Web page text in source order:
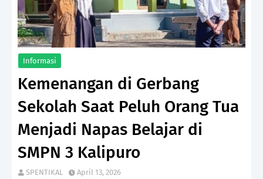
Informasi
Kemenangan di Gerbang
Sekolah Saat Peluh Orang Tua
Menjadi Napas Belajar di
SMPN 3 Kalipuro
SPENTIKAL
April 13, 2026